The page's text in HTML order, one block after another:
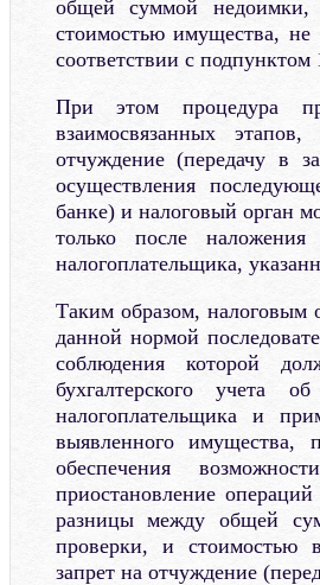
общей суммой
стоимостью имущества,
соответствии с
При этом процедура
взаимосвязанных
отчуждение (передачу в
осуществления
банке) и налоговый орган
только после
налогоплательщика,
Таким образом, налоговым
данной нормой
соблюдения которой
бухгалтерского учета
налогоплательщика и
выявленного имущества,
обеспечения
приостановление
разницы между общей
проверки, и стоимостью
запрет на отчуждение